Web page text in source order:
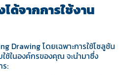
ด้จากการใช้งาน
Drawing โดยเฉพาะการใช้โซลูชัน
ช้ในองค์กรของคุณ จะนำมาซึ่ง
: